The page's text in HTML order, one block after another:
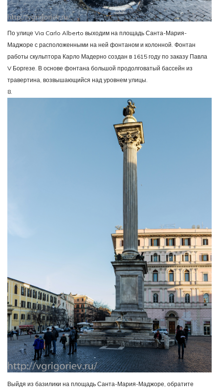
По улице Via Carlo Alberto выходим на площадь Санта-Мария-
Маджоре с расположенными на ней фонтаном и колонной. Фонтан
работы скульптора Карло Мадерно создан в 1615 году по заказу Павла
V Боргезе. В основе фонтана большой продолговатый бассейн из
травертина, возвышающийся над уровнем улицы.
8.
Выйдя из базилики на площадь Санта-Мария-Маджоре, обратите